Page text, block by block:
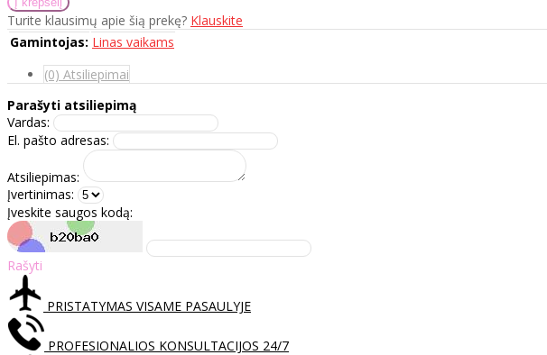
Turite klausimų apie šią prekę? Klauskite
Gamintojas: Linas vaikams
(0) Atsiliepimai
Parašyti atsiliepimą
Vardas:
El. pašto adresas:
Atsiliepimas:
Įvertinimas:
Įveskite saugos kodą:
Rašyti
PRISTATYMAS VISAME PASAULYJE
PROFESIONALIOS KONSULTACIJOS 24/7